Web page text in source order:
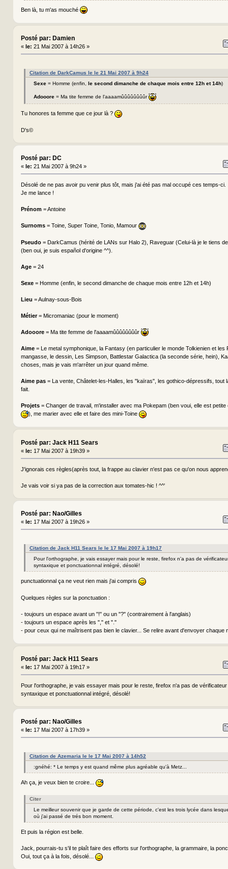
Ben là, tu m'as mouché
Posté par: Damien
« le: 21 Mai 2007 à 14h26 »
Citation de DarkCamus le le 21 Mai 2007 à 9h24
Sexe= Homme (enfin, le second dimanche de chaque mois entre 12h et 14h)
Adooore= Ma tite femme de l'aaaamûûûûûûûûr
Tu honores ta femme que ce jour là ?
D's©
Posté par: DC
« le: 21 Mai 2007 à 9h24 »
Désolé de ne pas avoir pu venir plus tôt, mais j'ai été pas mal occupé ces temps-ci.
Je me lance !
Prénom= Antoine
Surnoms= Toine, Super Toine, Tonio, Mamour
Pseudo= DarkCamus (hérité de LANs sur Halo 2), Raveguar (Celui-là je le tiens
(ben oui, je suis español d'origine ^^).
Age= 24
Sexe= Homme (enfin, le second dimanche de chaque mois entre 12h et 14h)
Lieu = Aulnay-sous-Bois
Métier= Micromaniac (pour le moment)
Adooore= Ma tite femme de l'aaaamûûûûûûûûr
Aime= Le metal symphonique, la Fantasy (en particulier le monde Tolkienien et les
mangasse, le dessin, Les Simpson, Battlestar Galactica (la seconde série, hein),
choses, mais je vais m'arrêter un jour quand même.
Aime pas= La vente, Châtelet-les-Halles, les "kaïras", les gothico-dépressifs, tout
fait.
Projets= Changer de travail, m'installer avec ma Pokepam (ben voui, elle est
), me marier avec elle et faire des mini-Toine
Posté par: Jack H11 Sears
« le: 17 Mai 2007 à 19h39 »
J'ignorais ces règles(après tout, la frappe au clavier n'est pas ce qu'on nous
Je vais voir si ya pas de la correction aux tomates-hic ! ^^'
Posté par: Nao/Gilles
« le: 17 Mai 2007 à 19h26 »
Citation de Jack H11 Sears le le 17 Mai 2007 à 19h17
Pour l'orthographe, je vais essayer mais pour le reste, firefox n'a pas de
syntaxique et ponctuationnal intégré, désolé!
punctuationnal ça ne veut rien mais j'ai compris
Quelques règles sur la ponctuation :
- toujours un espace avant un "!" ou un "?" (contrairement à l'anglais)
- toujours un espace après les "," et "."
- pour ceux qui ne maîtrisent pas bien le clavier... Se relire avant d'envoyer chaque
Posté par: Jack H11 Sears
« le: 17 Mai 2007 à 19h17 »
Pour l'orthographe, je vais essayer mais pour le reste, firefox n'a pas de
syntaxique et ponctuationnal intégré, désolé!
Posté par: Nao/Gilles
« le: 17 Mai 2007 à 17h39 »
Citation de Azemaria le le 17 Mai 2007 à 14h52
:gnéhé: * Le temps y est quand même plus agréable qu'à Metz...
Ah ça, je veux bien te croire...
Citer
Le meilleur souvenir que je garde de cette période, c'est les trois lycée dans
où j'ai passé de trés bon moment.
Et puis la région est belle.
Jack, pourrais-tu s'il te plaît faire des efforts sur l'orthographe, la grammaire, la
Oui, tout ça à la fois, désolé...